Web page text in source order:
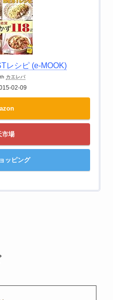
レシピ (e-MOOK)
カエレバ
02-09
市場
ッピング